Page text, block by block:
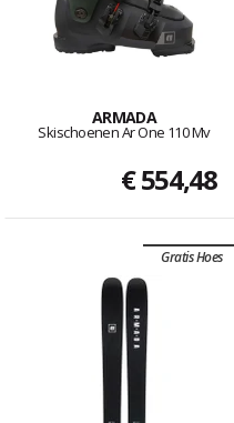
ARMADA
Skischoenen Ar One 110 Mv
€ 554,48
Gratis Hoes